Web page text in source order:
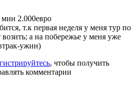
мин 2.000евро
т.к первая неделя у меня тур по
возить; а на побережье у меня уже
ужин)
, чтобы получить
комментарии